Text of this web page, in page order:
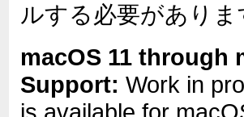
ルする必要がありま
macOS 11 through
Support: Work in
is available for